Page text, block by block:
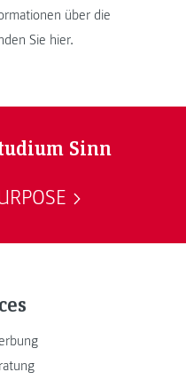
über die
Sie hier.
Sinn